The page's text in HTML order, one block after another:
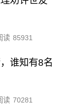
读 85931
谁知有8名
读 70281